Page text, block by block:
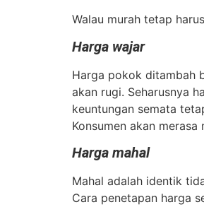
Walau murah tetap
Harga wajar
Harga pokok ditambah
akan rugi. Seharusnya
keuntungan semata
Konsumen akan
Harga mahal
Mahal adalah identik
Cara penetapan harga